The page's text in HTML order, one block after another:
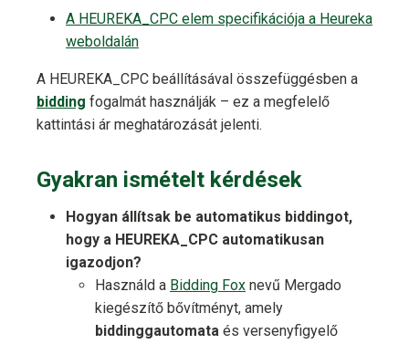
A HEUREKA_CPC elem specifikációja a Heureka
weboldalán
A HEUREKA_CPC beállításával összefüggésben a
bidding fogalmát használják – ez a megfelelő
kattintási ár meghatározását jelenti.
Gyakran ismételt kérdések
Hogyan állítsak be automatikus biddingot,
hogy a HEUREKA_CPC automatikusan
igazodjon?
Használd a Bidding Fox nevű Mergado
kiegészítő bővítményt, amely
biddinggautomata és versenyfigyelő